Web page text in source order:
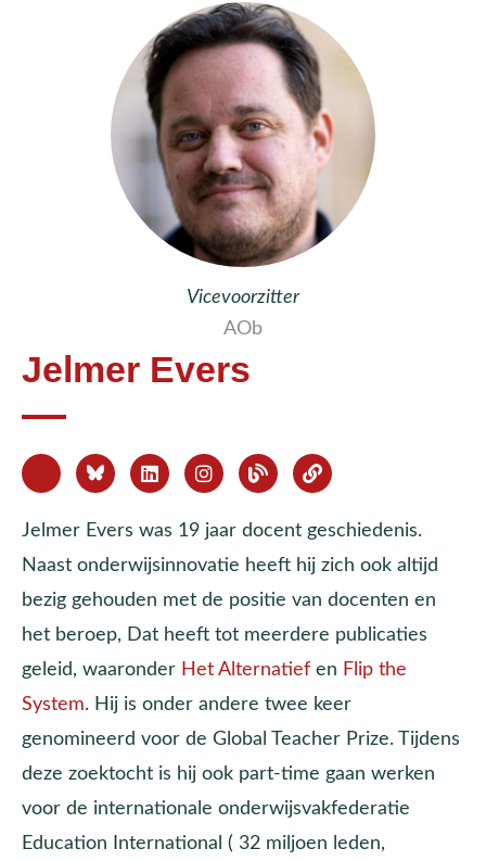
Vicevoorzitter
AOb
Jelmer Evers
Jelmer Evers was 19 jaar docent geschiedenis.
Naast onderwijsinnovatie heeft hij zich ook altijd
bezig gehouden met de positie van docenten en
het beroep, Dat heeft tot meerdere publicaties
geleid, waaronder Het Alternatief en Flip the
System. Hij is onder andere twee keer
genomineerd voor de Global Teacher Prize. Tijdens
deze zoektocht is hij ook part-time gaan werken
voor de internationale onderwijsvakfederatie
Education International ( 32 miljoen leden,